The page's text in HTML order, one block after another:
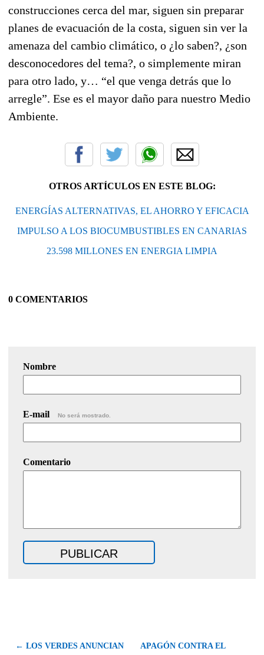
construcciones cerca del mar, siguen sin preparar
planes de evacuación de la costa, siguen sin ver la
amenaza del cambio climático, o ¿lo saben?, ¿son
desconocedores del tema?, o simplemente miran
para otro lado, y… “el que venga detrás que lo
arregle”. Ese es el mayor daño para nuestro Medio
Ambiente.
OTROS ARTÍCULOS EN ESTE BLOG:
ENERGÍAS ALTERNATIVAS, EL AHORRO Y EFICACIA
IMPULSO A LOS BIOCUMBUSTIBLES EN CANARIAS
23.598 MILLONES EN ENERGIA LIMPIA
0 COMENTARIOS
Nombre
E-mail No será mostrado.
Comentario
← LOS VERDES ANUNCIAN APAGÓN CONTRA EL